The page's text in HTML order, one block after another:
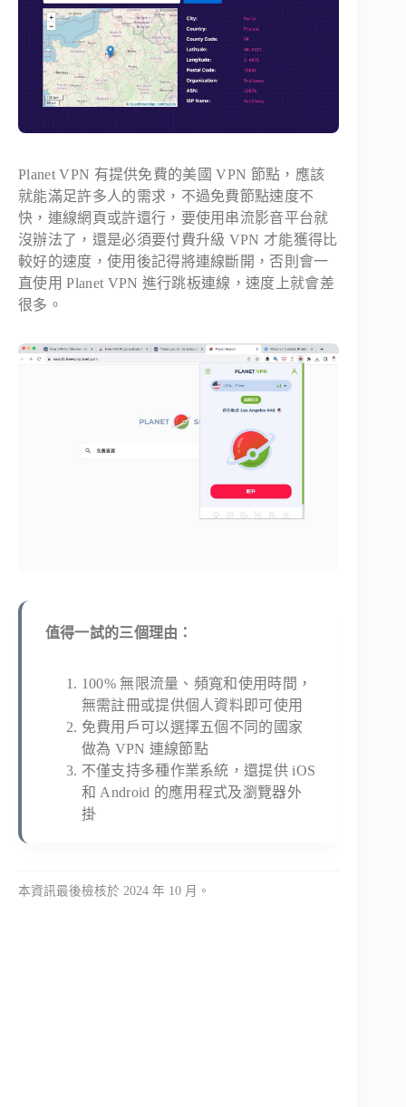
Planet VPN 有提供免費的美國 VPN 節點，應該
就能滿足許多人的需求，不過免費節點速度不
快，連線網頁或許還行，要使用串流影音平台就
沒辦法了，還是必須要付費升級 VPN 才能獲得比
較好的速度，使用後記得將連線斷開，否則會一
直使用 Planet VPN 進行跳板連線，速度上就會差
很多。
值得一試的三個理由：
100% 無限流量、頻寬和使用時間，
無需註冊或提供個人資料即可使用
免費用戶可以選擇五個不同的國家
做為 VPN 連線節點
不僅支持多種作業系統，還提供 iOS
和 Android 的應用程式及瀏覽器外
掛
本資訊最後檢核於 2024 年 10 月。